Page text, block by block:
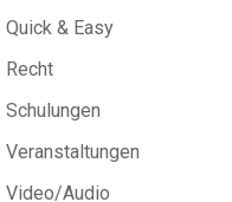
Quick & Easy
Recht
Schulungen
Veranstaltungen
Video/Audio